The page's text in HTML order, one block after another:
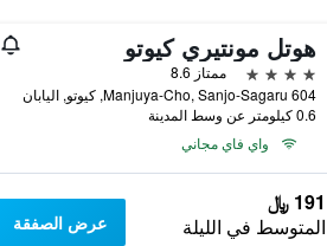
هوتل مونتيري كيوتو
4 نجوم
ممتاز 8.6
604 Manjuya-Cho, Sanjo-Sagaru, كيوتو, اليابان
0.6 كيلومتر عن وسط المدينة
واي فاي مجاني
191 ﷼
المتوسط في الليلة عرض الصفقة